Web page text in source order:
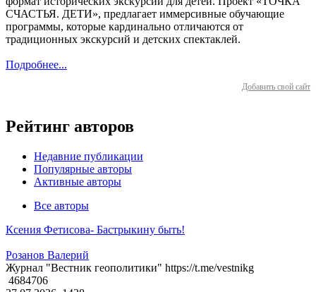
СЧАСТЬЯ. ДЕТИ», предлагает иммерсивные обучающие
программы, которые кардинально отличаются от
традиционных экскурсий и детских спектаклей.
Подробнее...
Добавить свой сайт
Рейтинг авторов
Недавние публикации
Популярные авторы
Активные авторы
Все авторы
Ксения Фетисова- Бастрыкину быть!
Розанов Валерий
Журнал "Вестник геополитики" https://t.me/vestnikg
4684706